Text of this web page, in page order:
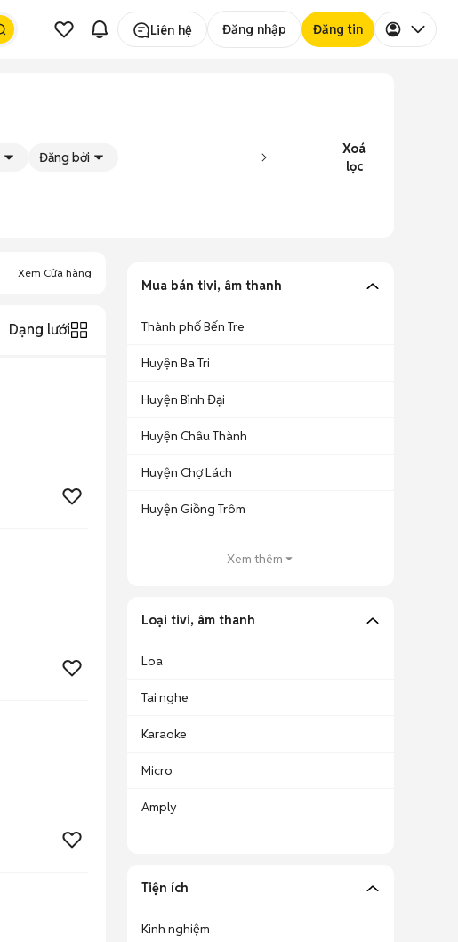
Liên hệ Đăng nhập Đăng tin
Đăng bởi
Xoá
lọc
Xem Cửa hàng
Dạng lưới
Mua bán tivi, âm thanh
Thành phố Bến Tre
Huyện Ba Tri
Huyện Bình Đại
Huyện Châu Thành
Huyện Chợ Lách
Huyện Giồng Trôm
Xem thêm
Loại tivi, âm thanh
Loa
Tai nghe
Karaoke
Micro
Amply
Tiện ích
Kinh nghiệm